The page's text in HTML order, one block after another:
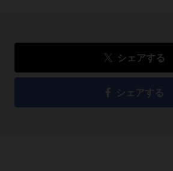
シェアする
シェアする